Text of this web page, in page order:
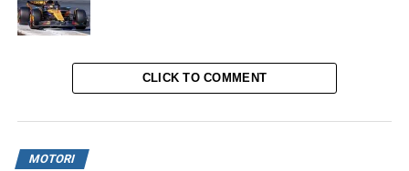
CLICK TO COMMENT
MOTORI